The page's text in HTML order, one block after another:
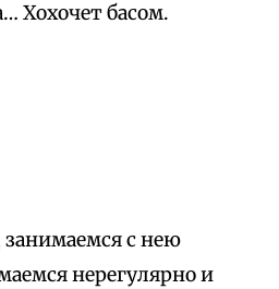
Хохочет басом.
с нею
нерегулярно и